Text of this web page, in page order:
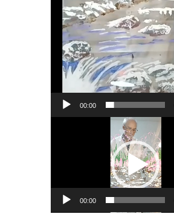
00:00
Reproductor
00:00